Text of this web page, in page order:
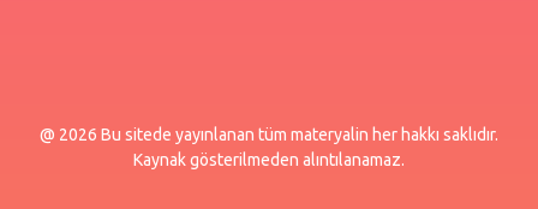
@ 2026 Bu sitede yayınlanan tüm materyalin her hakkı saklıdır.
Kaynak gösterilmeden alıntılanamaz.